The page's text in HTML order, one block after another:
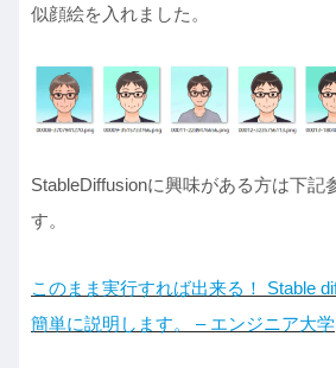
似顔絵を入れました。
StableDiffusionに興味がある方は下記
す。
このまま実行すれば出来る！ Stable
簡単に説明します。 – エンジニア大学